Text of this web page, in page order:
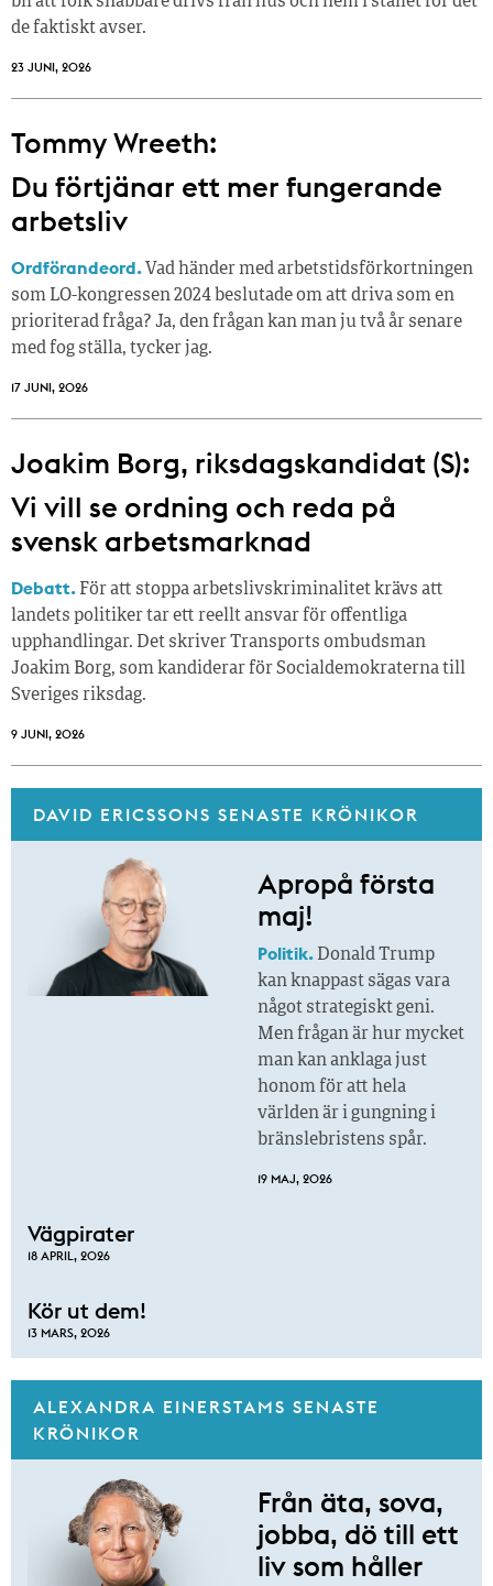
de faktiskt avser.
23 JUNI, 2026
Tommy Wreeth:
Du förtjänar ett mer fungerande
arbetsliv
Ordförandeord. Vad händer med arbetstidsförkortningen
som LO-kongressen 2024 beslutade om att driva som en
prioriterad fråga? Ja, den frågan kan man ju två år senare
med fog ställa, tycker jag.
17 JUNI, 2026
Joakim Borg, riksdagskandidat (S):
Vi vill se ordning och reda på
svensk arbetsmarknad
Debatt. För att stoppa arbetslivskriminalitet krävs att
landets politiker tar ett reellt ansvar för offentliga
upphandlingar. Det skriver Transports ombudsman
Joakim Borg, som kandiderar för Socialdemokraterna till
Sveriges riksdag.
9 JUNI, 2026
DAVID ERICSSONS SENASTE KRÖNIKOR
Apropå första
maj!
Politik. Donald Trump
kan knappast sägas vara
något strategiskt geni.
Men frågan är hur mycket
man kan anklaga just
honom för att hela
världen är i gungning i
bränslebristens spår.
19 MAJ, 2026
Vägpirater
18 APRIL, 2026
Kör ut dem!
13 MARS, 2026
ALEXANDRA EINERSTAMS SENASTE
KRÖNIKOR
Från äta, sova,
jobba, dö till ett
liv som håller